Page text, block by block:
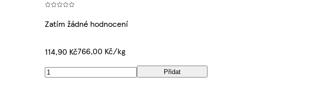
Zatím žádné hodnocení
114,90 Kč766,00 Kč/kg
Přidat